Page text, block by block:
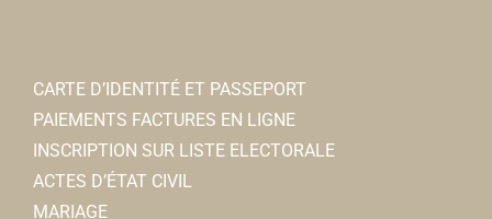
CARTE D’IDENTITÉ ET PASSEPORT
PAIEMENTS FACTURES EN LIGNE
INSCRIPTION SUR LISTE ELECTORALE
ACTES D’ÉTAT CIVIL
MARIAGE